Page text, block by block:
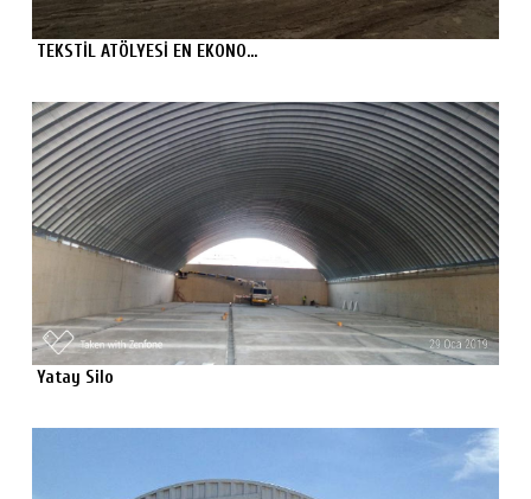
TEKSTİL ATÖLYESİ EN EKONO...
Yatay Silo